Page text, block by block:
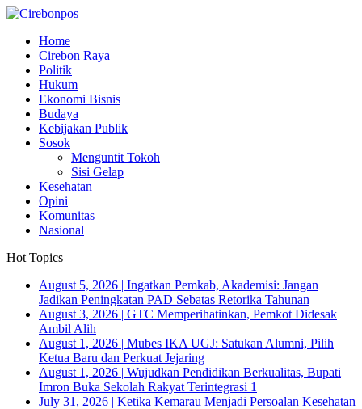
Home
Cirebon Raya
Politik
Hukum
Ekonomi Bisnis
Budaya
Kebijakan Publik
Sosok
Menguntit Tokoh
Sisi Gelap
Kesehatan
Opini
Komunitas
Nasional
Hot Topics
August 5, 2026 | Ingatkan Pemkab, Akademisi: Jangan
Jadikan Peningkatan PAD Sebatas Retorika Tahunan
August 3, 2026 | GTC Memperihatinkan, Pemkot Didesak
Ambil Alih
August 1, 2026 | Mubes IKA UGJ: Satukan Alumni, Pilih
Ketua Baru dan Perkuat Jejaring
August 1, 2026 | Wujudkan Pendidikan Berkualitas, Bupati
Imron Buka Sekolah Rakyat Terintegrasi 1
July 31, 2026 | Ketika Kemarau Menjadi Persoalan Kesehatan